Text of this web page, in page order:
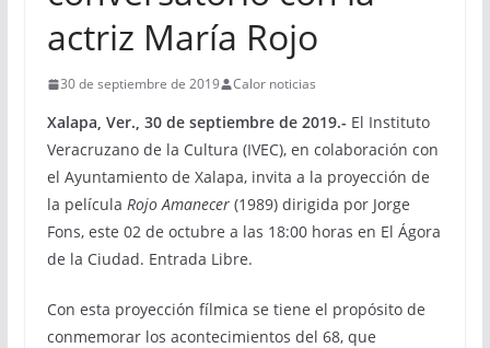
actriz María Rojo
30 de septiembre de 2019 Calor noticias
Xalapa, Ver., 30 de septiembre de 2019.- El Instituto
Veracruzano de la Cultura (IVEC), en colaboración con
el Ayuntamiento de Xalapa, invita a la proyección de
la película Rojo Amanecer (1989) dirigida por Jorge
Fons, este 02 de octubre a las 18:00 horas en El Ágora
de la Ciudad. Entrada Libre.
Con esta proyección fílmica se tiene el propósito de
conmemorar los acontecimientos del 68, que